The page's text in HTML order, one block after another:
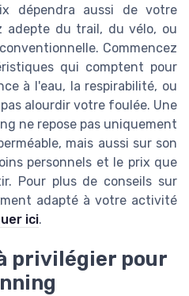
dépendra aussi de votre
adepte du trail, du vélo, ou
Commencez
qui comptent pour
à l'eau, la respirabilité, ou
alourdir votre foulée. Une
ne repose pas uniquement
mais aussi sur son
personnels et le prix que
Pour plus de conseils sur
adapté à votre activité
ici.
privilégier pour